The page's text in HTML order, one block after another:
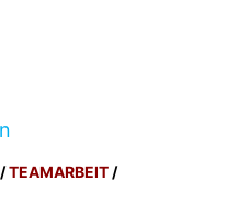
/TEAMARBEIT /